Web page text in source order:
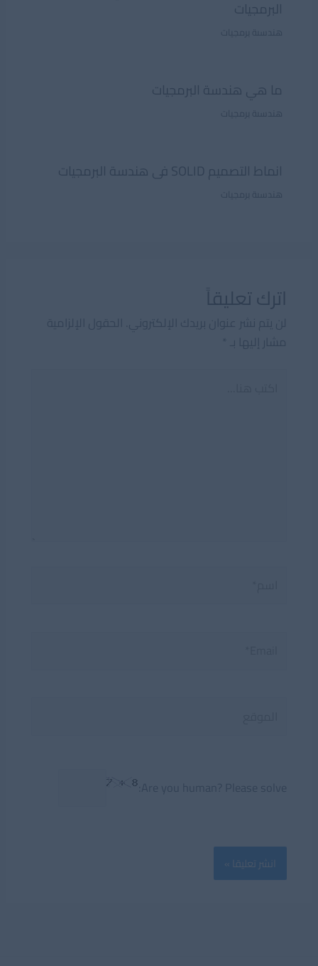
البرمجيات
هندسىة برمجيات
ما هي هندسة البرمجيات
هندسىة برمجيات
انماط التصميم SOLID فى هندسة البرمجيات
هندسىة برمجيات
اترك تعليقاً